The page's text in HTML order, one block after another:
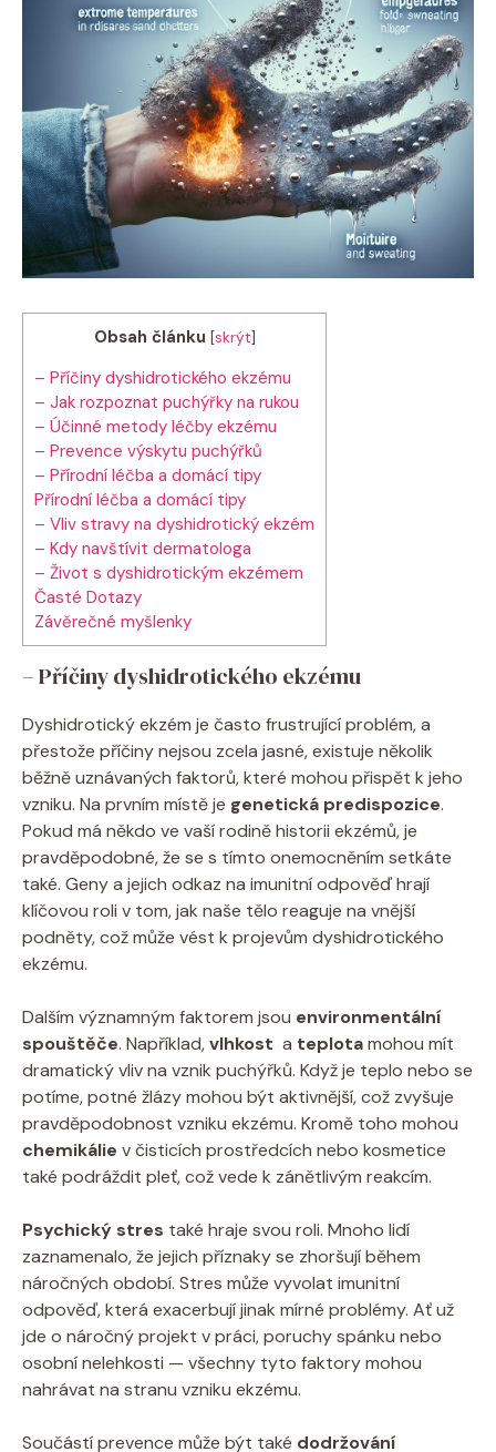
Obsah článku [skrýt]
– Příčiny ⁤dyshidrotického ekzému
– Jak rozpoznat puchýřky ​na rukou
– Účinné metody léčby ekzému
– Prevence výskytu puchýřků
– ‍Přírodní léčba a domácí tipy
Přírodní léčba‌ a domácí tipy
– Vliv stravy na dyshidrotický ekzém
– Kdy navštívit dermatologa
– Život‍ s dyshidrotickým ekzémem
Časté Dotazy
Závěrečné ​myšlenky
– Příčiny ⁤dyshidrotického ekzému
Dyshidrotický ekzém je často frustrující problém, a
přestože příčiny nejsou zcela jasné, existuje několik
běžně uznávaných faktorů, které mohou přispět k jeho
vzniku. Na prvním místě je genetická predispozice. ​
Pokud ‌má někdo ve vaší rodině historii ekzémů, je
pravděpodobné, že se s tímto onemocněním setkáte
také. Geny a jejich odkaz na imunitní odpověď hrají
klíčovou roli v⁣ tom, jak naše tělo reaguje na vnější
podněty,⁢ což může vést k projevům dyshidrotického
ekzému.
Dalším významným faktorem jsou environmentální
spouštěče. Například,vlhkost ​ a teplotamohou mít
dramatický vliv na vznik puchýřků. Když je teplo nebo se
potíme, potné žlázy mohou být aktivnější, což zvyšuje
pravděpodobnost vzniku ekzému. Kromě toho mohou
chemikálie v čisticích prostředcích nebo kosmetice
také podráždit pleť, což vede k zánětlivým reakcím.
Psychický stres také hraje svou roli. Mnoho lidí
zaznamenalo, že jejich příznaky se zhoršují​ během
náročných období. Stres může vyvolat imunitní
odpověď, která exacerbují⁢ jinak mírné problémy. Ať už
jde⁤ o náročný projekt ‍v práci, poruchy spánku nebo
osobní nelehkosti — všechny ⁤tyto faktory mohou
nahrávat na stranu vzniku ekzému.
Součástí prevence může být​ také dodržování